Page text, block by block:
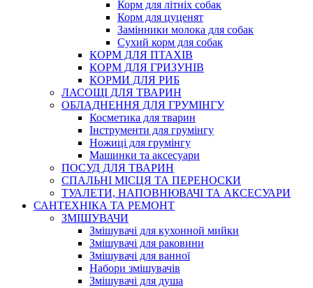
Корм для літніх собак
Корм для цуценят
Замінники молока для собак
Сухий корм для собак
КОРМ ДЛЯ ПТАХІВ
КОРМ ДЛЯ ГРИЗУНІВ
КОРМИ ДЛЯ РИБ
ЛАСОЩІ ДЛЯ ТВАРИН
ОБЛАДНЕННЯ ДЛЯ ГРУМІНГУ
Косметика для тварин
Інструменти для грумінгу
Ножиці для грумінгу
Машинки та аксесуари
ПОСУД ДЛЯ ТВАРИН
СПАЛЬНІ МІСЦЯ ТА ПЕРЕНОСКИ
ТУАЛЕТИ, НАПОВНЮВАЧІ ТА АКСЕСУАРИ
САНТЕХНІКА ТА РЕМОНТ
ЗМІШУВАЧИ
Змішувачі для кухонной мийки
Змішувачі для раковини
Змішувачі для ванної
Набори змішувачів
Змішувачі для душа